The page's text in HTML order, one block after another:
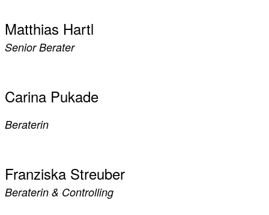
Matthias Hartl
Senior Berater
Carina Pukade
Beraterin
Franziska Streuber
Beraterin & Controlling